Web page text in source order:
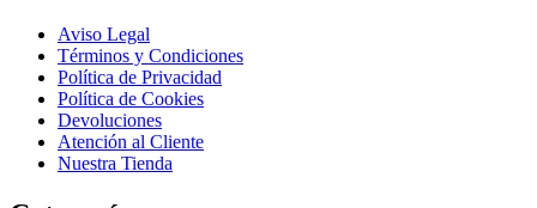
Aviso Legal
Términos y Condiciones
Política de Privacidad
Política de Cookies
Devoluciones
Atención al Cliente
Nuestra Tienda